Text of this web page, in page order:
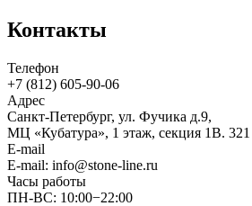
Контакты
Телефон
+7 (812) 605-90-06
Адрес
Санкт-Петербург, ул. Фучика д.9,
МЦ «Кубатура», 1 этаж, секция 1В. 321
E-mail
E-mail: info@stone-line.ru
Часы работы
ПН-ВС: 10:00−22:00